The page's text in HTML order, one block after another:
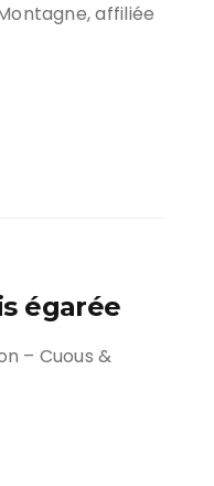
affiliée
égarée
– Cuous &